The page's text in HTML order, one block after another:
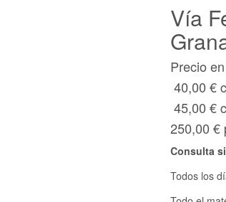
Vía
Precio
40,00 €
45,00 €
250,00
Consulta
Todos los